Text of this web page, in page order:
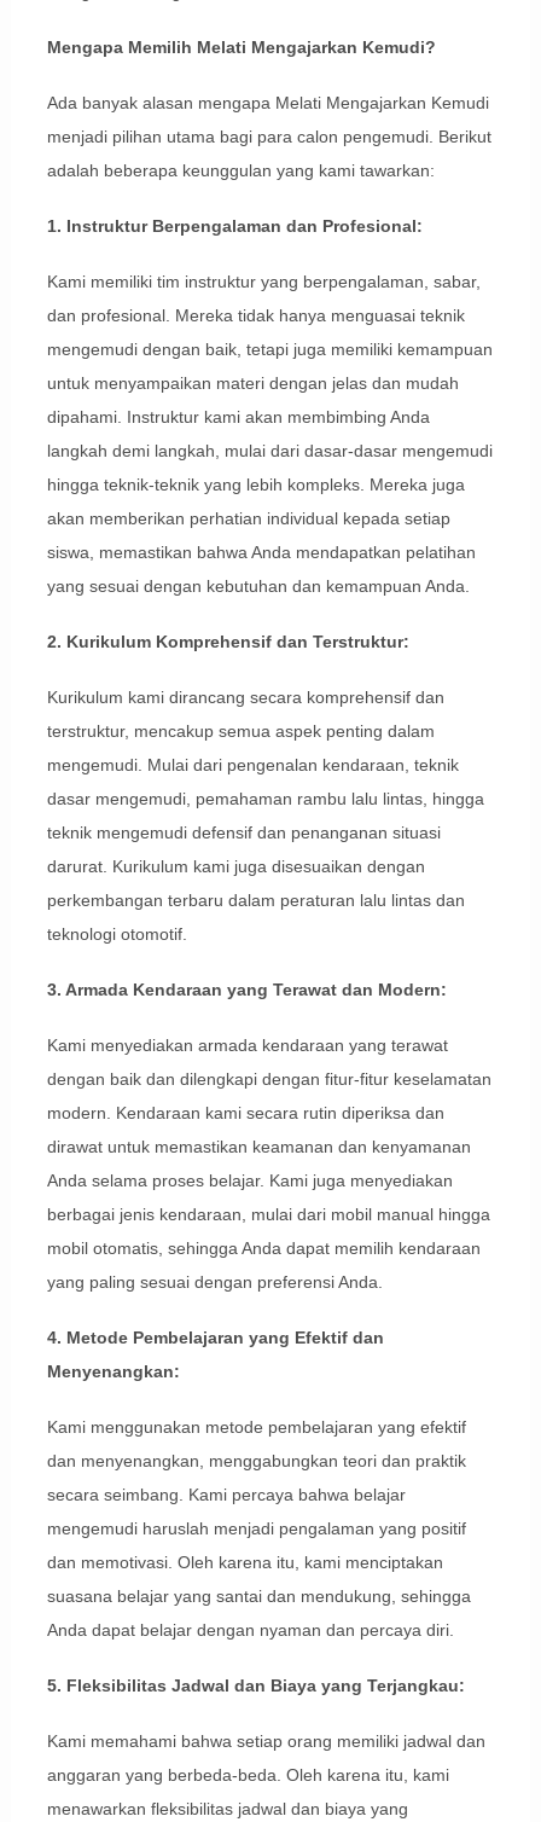
Mengapa Memilih Melati Mengajarkan Kemudi?
Ada banyak alasan mengapa Melati Mengajarkan Kemudi
menjadi pilihan utama bagi para calon pengemudi. Berikut
adalah beberapa keunggulan yang kami tawarkan:
1. Instruktur Berpengalaman dan Profesional:
Kami memiliki tim instruktur yang berpengalaman, sabar,
dan profesional. Mereka tidak hanya menguasai teknik
mengemudi dengan baik, tetapi juga memiliki kemampuan
untuk menyampaikan materi dengan jelas dan mudah
dipahami. Instruktur kami akan membimbing Anda
langkah demi langkah, mulai dari dasar-dasar mengemudi
hingga teknik-teknik yang lebih kompleks. Mereka juga
akan memberikan perhatian individual kepada setiap
siswa, memastikan bahwa Anda mendapatkan pelatihan
yang sesuai dengan kebutuhan dan kemampuan Anda.
2. Kurikulum Komprehensif dan Terstruktur:
Kurikulum kami dirancang secara komprehensif dan
terstruktur, mencakup semua aspek penting dalam
mengemudi. Mulai dari pengenalan kendaraan, teknik
dasar mengemudi, pemahaman rambu lalu lintas, hingga
teknik mengemudi defensif dan penanganan situasi
darurat. Kurikulum kami juga disesuaikan dengan
perkembangan terbaru dalam peraturan lalu lintas dan
teknologi otomotif.
3. Armada Kendaraan yang Terawat dan Modern:
Kami menyediakan armada kendaraan yang terawat
dengan baik dan dilengkapi dengan fitur-fitur keselamatan
modern. Kendaraan kami secara rutin diperiksa dan
dirawat untuk memastikan keamanan dan kenyamanan
Anda selama proses belajar. Kami juga menyediakan
berbagai jenis kendaraan, mulai dari mobil manual hingga
mobil otomatis, sehingga Anda dapat memilih kendaraan
yang paling sesuai dengan preferensi Anda.
4. Metode Pembelajaran yang Efektif dan
Menyenangkan:
Kami menggunakan metode pembelajaran yang efektif
dan menyenangkan, menggabungkan teori dan praktik
secara seimbang. Kami percaya bahwa belajar
mengemudi haruslah menjadi pengalaman yang positif
dan memotivasi. Oleh karena itu, kami menciptakan
suasana belajar yang santai dan mendukung, sehingga
Anda dapat belajar dengan nyaman dan percaya diri.
5. Fleksibilitas Jadwal dan Biaya yang Terjangkau:
Kami memahami bahwa setiap orang memiliki jadwal dan
anggaran yang berbeda-beda. Oleh karena itu, kami
menawarkan fleksibilitas jadwal dan biaya yang